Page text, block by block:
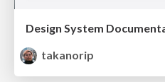
Design System
takanorip